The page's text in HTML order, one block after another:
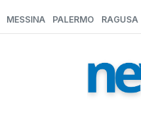
MESSINA PALERMO RAGUSA